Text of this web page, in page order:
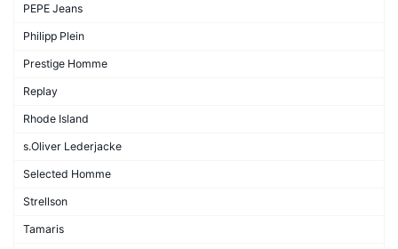
PEPE Jeans
Philipp Plein
Prestige Homme
Replay
Rhode Island
s.Oliver Lederjacke
Selected Homme
Strellson
Tamaris